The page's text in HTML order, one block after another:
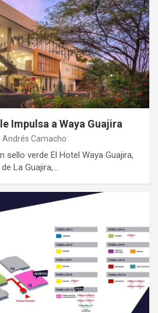
Impulsa a Waya Guajira
Andrés Camacho
sello verde El Hotel Waya Guajira,
La Guajira,…